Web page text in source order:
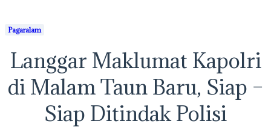
Pagaralam
Langgar Maklumat Kapolri
di Malam Taun Baru, Siap –
Siap Ditindak Polisi